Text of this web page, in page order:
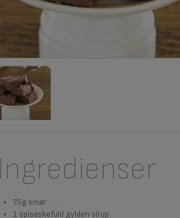
Ingredienser
75g smør
1 spiseskefuld gylden sirup